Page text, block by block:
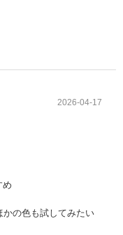
2026-04-17
め
かの色も試してみたい